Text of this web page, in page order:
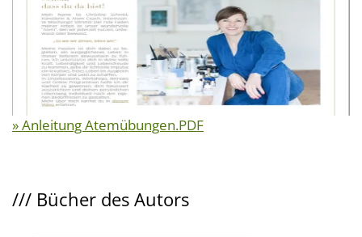
» Anleitung Atemübungen.PDF
/// Bücher des Autors